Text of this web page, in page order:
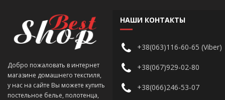
Добро пожаловать в интернет
магазине домашнего текстиля,
у нас на сайте Вы можете купить
постельное белье, полотенца,
НАШИ КОНТАКТЫ
+38(063)116-60-65 (Viber)
+38(067)929-02-80
+38(066)246-53-07